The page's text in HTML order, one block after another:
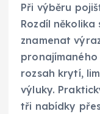
Při výběru
Rozdíl několika
znamenat
rozsah krytí,
výluky.
tři nabídky